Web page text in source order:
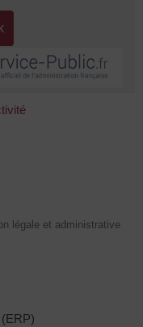
légale et administrative